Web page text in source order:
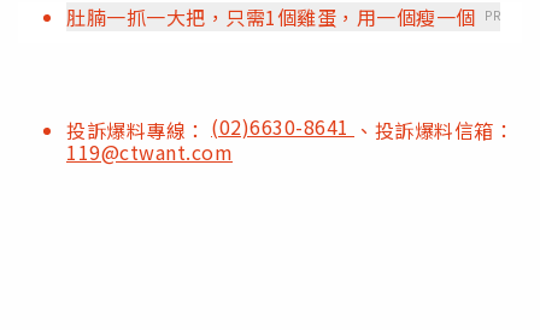
肚腩一抓一大把，只需1個雞蛋，用一個瘦一個 PR
投訴爆料專線： (02)6630-8641 、投訴爆料信箱：
119@ctwant.com